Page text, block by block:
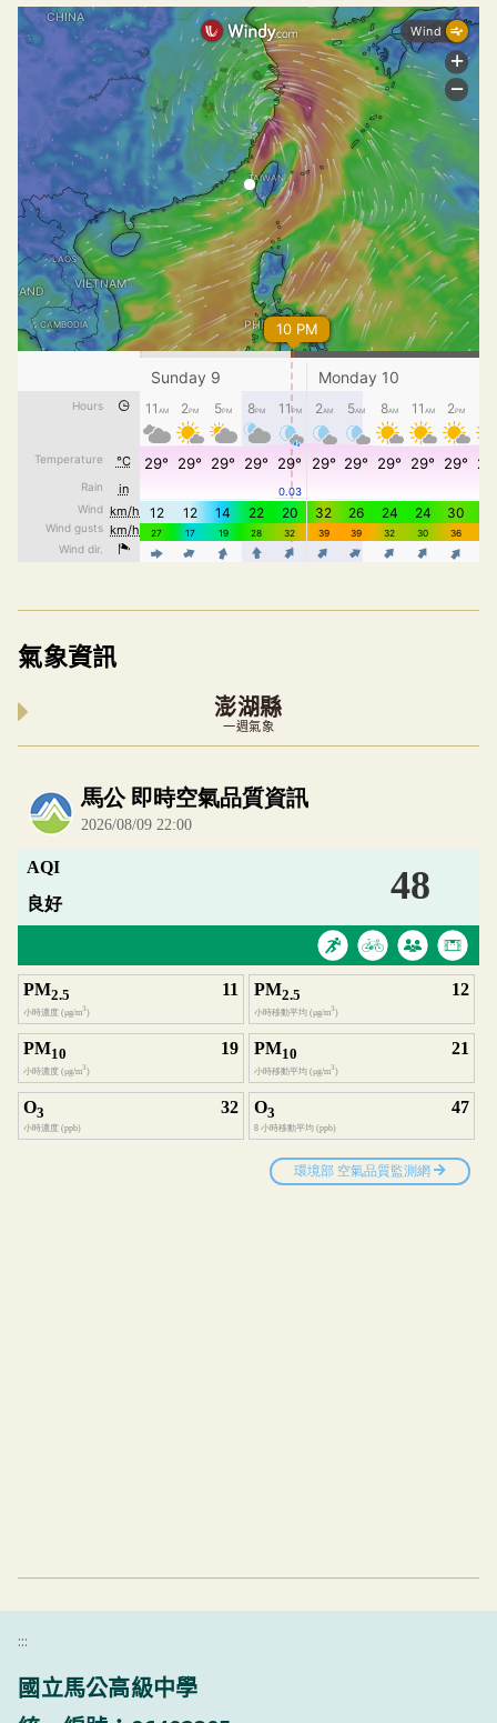
氣象資訊
澎湖縣
一週氣象
內嵌空氣品質小工具為視覺預覽，完整即時空
:::
國立馬公高級中學